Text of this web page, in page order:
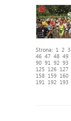
Strona: 1 2 3
46 47 48 49
90 91 92 93
125
126 127
158 159 160
191
192 193